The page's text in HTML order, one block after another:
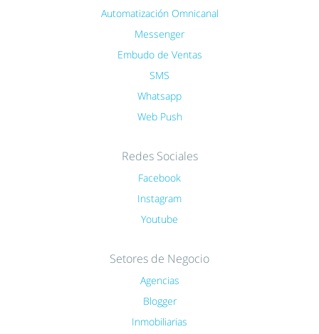
Automatización Omnicanal
Messenger
Embudo de Ventas
SMS
Whatsapp
Web Push
Redes Sociales
Facebook
Instagram
Youtube
Setores de Negocio
Agencias
Blogger
Inmobiliarias